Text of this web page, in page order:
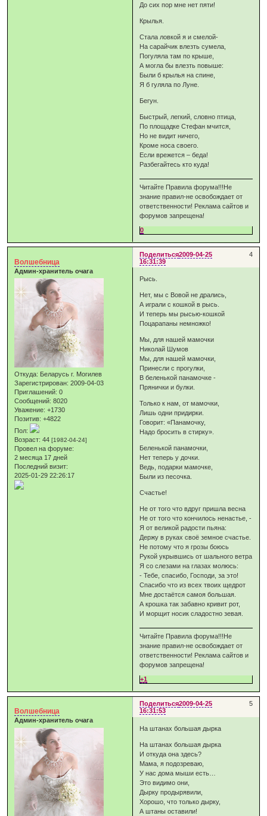
До сих пор мне нет пяти!
Крылья.
Стала ловкой я и смелой-
На сарайчик влезть сумела,
Погуляла там по крыше,
А могла бы влезть повыше:
Были б крылья на спине,
Я б гуляла по Луне.
Бегун.
Быстрый, легкий, словно птица,
По площадке Стефан мчится,
Но не видит ничего,
Кроме носа своего.
Если врежется – беда!
Разбегайтесь кто куда!
Читайте Правила форума!!!Не
знание правил-не освобождает от
ответственности! Реклама сайтов и
форумов запрещена!
0
Поделиться 4
2009-04-25
16:31:39
Волшебница
Админ-хранитель очага
Откуда: Беларусь г. Могилев
Зарегистрирован: 2009-04-03
Приглашений: 0
Сообщений: 8020
Уважение: +1730
Позитив: +4822
Пол:
Возраст: 44[1982-04-24]
Провел на форуме:
2 месяца 17 дней
Последний визит:
2025-01-29 22:26:17
Рысь.
Нет, мы с Вовой не дрались,
А играли с кошкой в рысь.
И теперь мы рысью-кошкой
Поцарапаны немножко!
Мы, для нашей мамочки
Николай Шумов
Мы, для нашей мамочки,
Принесли с прогулки,
В беленькой панамочке -
Прянички и булки.
Только к нам, от мамочки,
Лишь одни придирки.
Говорит: «Панамочку,
Надо бросить в стирку».
Беленькой панамочки,
Нет теперь у дочки.
Ведь, подарки мамочке,
Были из песочка.
Счастье!
Не от того что вдруг пришла весна
Не от того что кончилось ненастье, -
Я от великой радости пьяна:
Держу в руках своё земное счастье.
Не потому что я грозы боюсь
Рукой укрывшись от шального ветра
Я со слезами на глазах молюсь:
- Тебе, спасибо, Господи, за это!
Спасибо что из всех твоих щедрот
Мне достаётся самоя большая.
А крошка так забавно кривит рот,
И морщит носик сладостно зевая.
Читайте Правила форума!!!Не
знание правил-не освобождает от
ответственности! Реклама сайтов и
форумов запрещена!
+1
Поделиться 5
2009-04-25
16:31:53
Волшебница
Админ-хранитель очага
На штанах большая дырка
На штанах большая дырка
И откуда она здесь?
Мама, я подозреваю,
У нас дома мыши есть…
Это видимо они,
Дырку продырявили,
Хорошо, что только дырку,
А штаны оставили!